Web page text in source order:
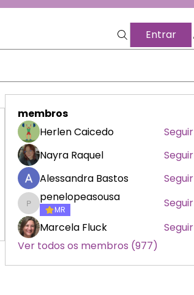
Entrar
membros
Herlen Caicedo
Seguir
Nayra Raquel
Seguir
Alessandra Bastos
Seguir
penelopeasousa
penelopeasousa
MR
Seguir
Marcela Fluck
Seguir
Ver todos os membros (977)